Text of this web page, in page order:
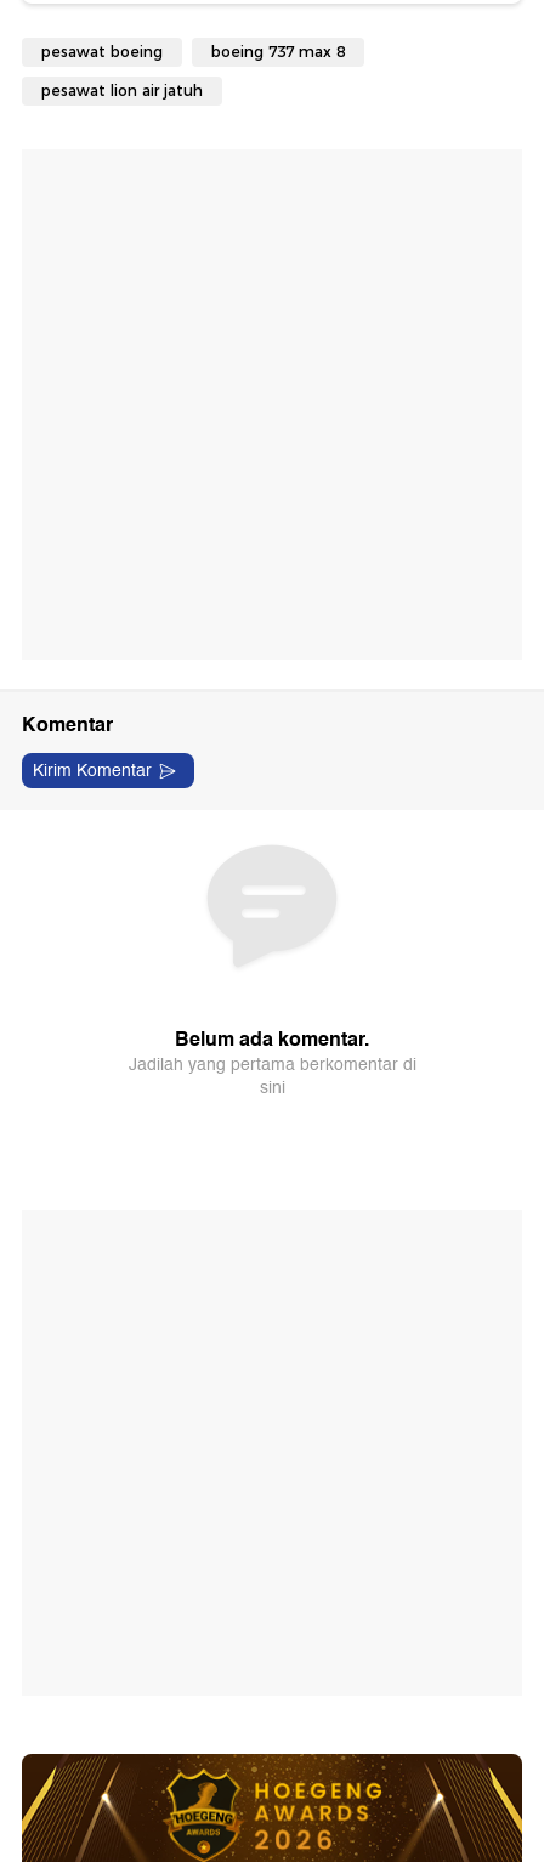
pesawat boeing boeing 737 max 8
pesawat lion air jatuh